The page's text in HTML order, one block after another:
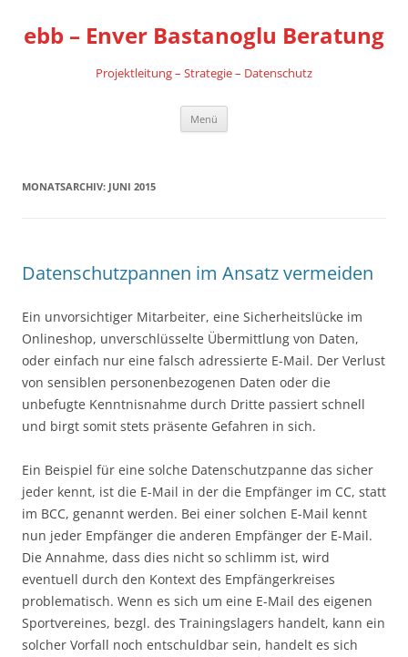
springen
ebb – Enver Bastanoglu Beratung
Projektleitung – Strategie – Datenschutz
Menü
MONATSARCHIV: JUNI 2015
Datenschutzpannen im Ansatz vermeiden
Ein unvorsichtiger Mitarbeiter, eine Sicherheitslücke im
Onlineshop, unverschlüsselte Übermittlung von Daten,
oder einfach nur eine falsch adressierte E-Mail. Der Verlust
von sensiblen personenbezogenen Daten oder die
unbefugte Kenntnisnahme durch Dritte passiert schnell
und birgt somit stets präsente Gefahren in sich.
Ein Beispiel für eine solche Datenschutzpanne das sicher
jeder kennt, ist die E-Mail in der die Empfänger im CC, statt
im BCC, genannt werden. Bei einer solchen E-Mail kennt
nun jeder Empfänger die anderen Empfänger der E-Mail.
Die Annahme, dass dies nicht so schlimm ist, wird
eventuell durch den Kontext des Empfängerkreises
problematisch. Wenn es sich um eine E-Mail des eigenen
Sportvereines, bezgl. des Trainingslagers handelt, kann ein
solcher Vorfall noch entschuldbar sein, handelt es sich